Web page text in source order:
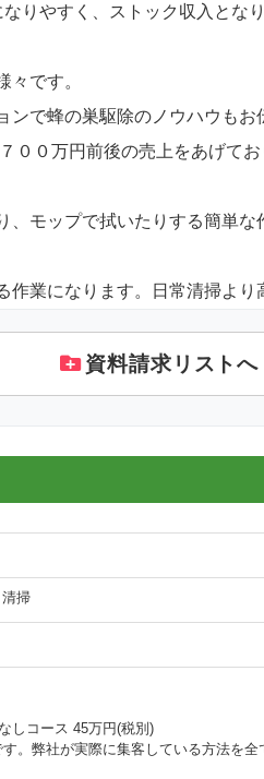
りやすく、ストック収入とな
です。
で蜂の巣駆除のノウハウも
００万円前後の売上をあげてお
モップで拭いたりする簡単な
業になります。日常清掃より
資料請求リストへ
掃
しコース 45万円(税別)
。弊社が実際に集客している方法を